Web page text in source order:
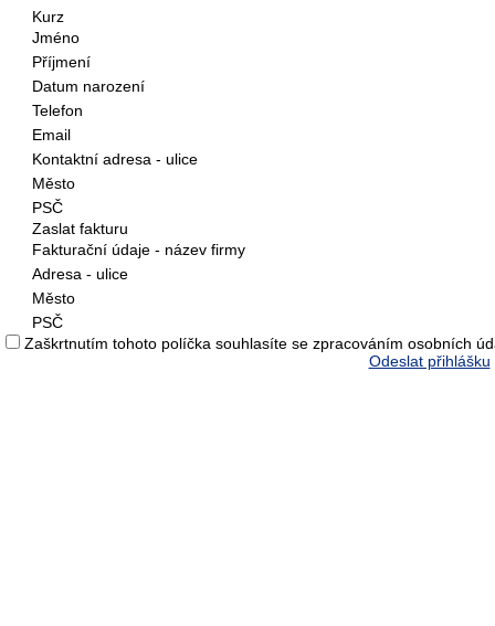
Kurz
Jméno
Příjmení
Datum narození
Telefon
Email
Kontaktní adresa - ulice
Město
PSČ
Zaslat fakturu
Fakturační údaje - název firmy
Adresa - ulice
Město
PSČ
Zaškrtnutím tohoto políčka souhlasíte se zpracováním osobních
Odeslat přihlášku